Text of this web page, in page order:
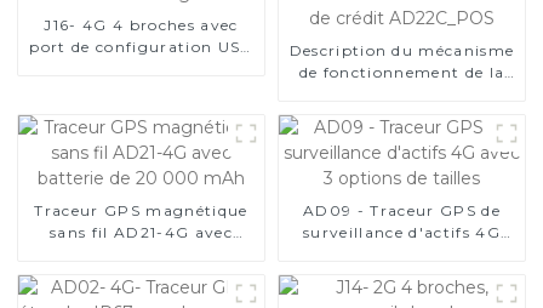
J16- 4G 4 broches avec
port de configuration USB
Description du mécanisme
de fonctionnement de la
Traceur GPS magnétique
sans fil AD21-4G avec
AD09 - Traceur GPS de
surveillance d'actifs 4G